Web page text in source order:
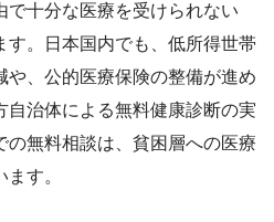
で十分な医療を受けられない
す。日本国内でも、低所得世帯
や、公的医療保険の整備が進め
自治体による無料健康診断の実
の無料相談は、貧困層への医療
す。